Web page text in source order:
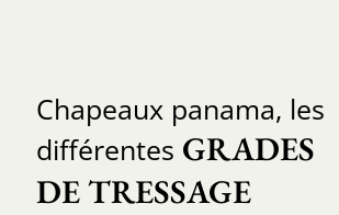
Chapeaux panama, les
différentes GRADES
DE TRESSAGE